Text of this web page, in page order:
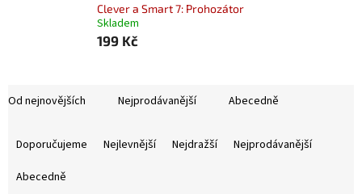
Clever a Smart 7: Prohozátor
Skladem
199 Kč
Od nejnovějších Nejprodávanější Abecedně
Doporučujeme Nejlevnější Nejdražší
Nejprodávanější
Abecedně